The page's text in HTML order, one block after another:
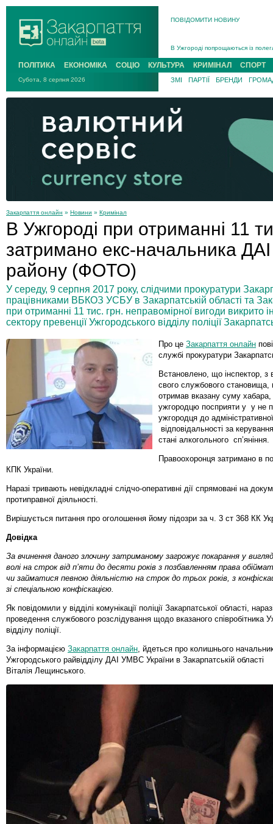
ПОВІДОМИТИ НОВИНУ
В Ужгороді попрощаються із
В Ужгороді 5 серпня
Підтвердили загибель
На війні з рф поліг військовий з
На Хустщині внаслідок ДТП за
Інструктора районного ТЦК на
ПОЛІТИКА ЕКОНОМІКА СОЦІО КУЛЬТУРА КРИМІНАЛ СПОРТ
Субота, 8 серпня 2026 ЗМІ ПАРТІЇ БРЕНДИ
Закарпаття онлайн » Новини » Кримінал
В Ужгороді при отриманні 11
затримано екс-начальника
району (ФОТО)
У середу, 9 серпня 2017 року, слідчими прокуратури
працівниками ВБКОЗ УСБУ в Закарпатській області та
при отриманні 11 тис. грн. неправомірної вигоди викрито
сектору превенції Ужгородського відділу поліції
Про це Закарпаття онлайн
службі прокуратури
Встановлено, що інспектор, з
свого службового становища,
отримав вказану суму хабара,
ужгородцю посприяти у у не
ужгородця до адміністративної
відповідальності за
стані алкогольного сп’яніння.
Правоохоронця затримано в
КПК України.
Наразі тривають невідкладні слідчо-оперативні дії спрямовані на
протиправної діяльності.
Вирішується питання про оголошення йому підозри за ч. 3 ст 368 КК
Довідка
За вчинення даного злочину затриманому загрожує покарання у
волі на строк від п’яти до десяти років з позбавленням права
чи займатися певною діяльністю на строк до трьох років, з
зі спеціальною конфіскацією.
Як повідомили у відділі комунікації поліції Закарпатської області,
проведення службового розслідування щодо вказаного співробітника
відділу поліції.
За інформацією Закарпаття онлайн , йдеться про колишнього
Ужгородського райвідділу ДАІ УМВС України в Закарпатській області
Віталія Лещинського.